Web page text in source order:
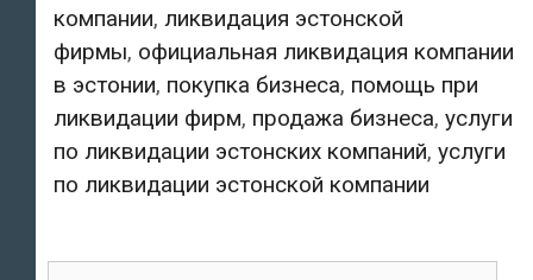
компании, ликвидация эстонской
фирмы, официальная ликвидация компании
в эстонии, покупка бизнеса, помощь при
ликвидации фирм, продажа бизнеса, услуги
по ликвидации эстонских компаний, услуги
по ликвидации эстонской компании